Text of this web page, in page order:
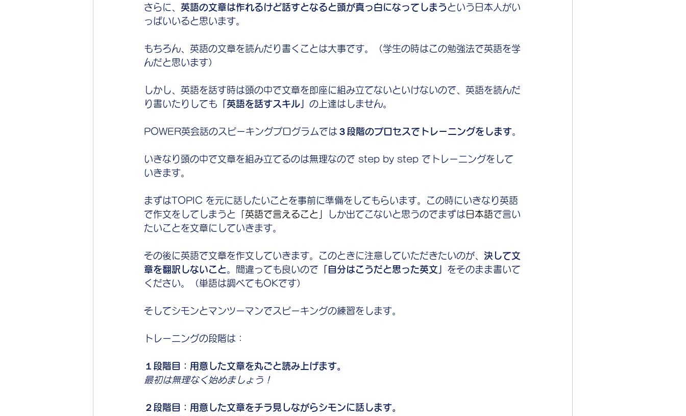
さらに、 英語の文章は作れるけど話すとなると頭が真っ白になってしまうという日本人がい
っぱいいると思います。
もちろん、英語の文章を読んだり書くことは大事です。（学生の時はこの勉強法で英語を学
んだと思います）
しかし、英語を話す時は頭の中で文章を即座に組み立てないといけないので、英語を読んだ
り書いたりしても 「英語を話すスキル」 の上達はしません。
POWER英会話のスピーキングプログラムでは ３段階のプロセスでトレーニングをします。
いきなり頭の中で文章を組み立てるのは無理なので step by step でトレーニングをして
いきます。
まずはTOPIC を元に話したいことを事前に準備をしてもらいます。この時にいきなり英語
で作文をしてしまうと
「英語で言えること」 しか出てこないと思うのでまずは日本語で言い
たいことを文章にしていきます。
その後に英語で文章を作文していきます。このときに注意していただきたいのが、 決して文
章を翻訳しないこと 。間違っても良いので 「自分はこうだと思った英文」 をそのまま書いて
ください。（単語は調べてもOKです）
そしてシモンとマンツーマンでスピーキングの練習をします。
トレーニングの段階は：
１段階目：用意した文章を丸ごと読み上げます。
最初は無理なく始めましょう！
２段階目：用意した文章をチラ見しながらシモンに話します。